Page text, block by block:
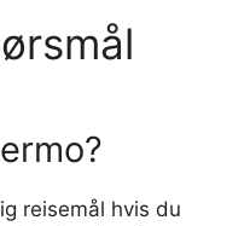
reisemål hvis du